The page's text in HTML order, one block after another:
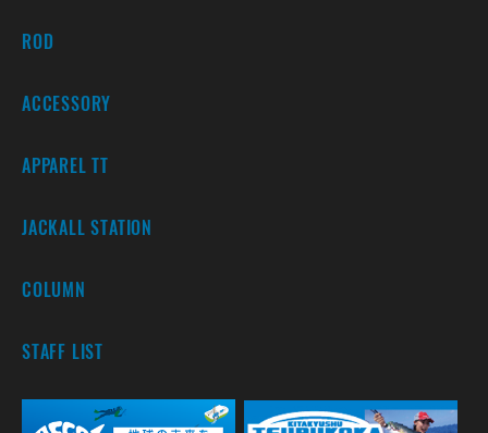
ROD
ACCESSORY
APPAREL TT
JACKALL STATION
COLUMN
STAFF LIST